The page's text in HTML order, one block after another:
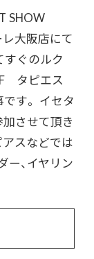
SHOW
大阪店にて
すぐのルク
タピエス
す。 イセタ
させて頂き
スなどでは
ー、イヤリン